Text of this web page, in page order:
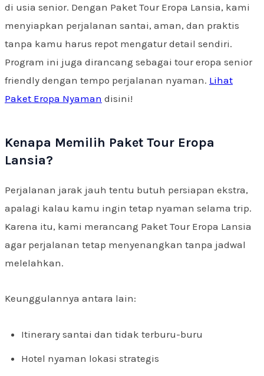
di usia senior. Dengan Paket Tour Eropa Lansia, kami
menyiapkan perjalanan santai, aman, dan praktis
tanpa kamu harus repot mengatur detail sendiri.
Program ini juga dirancang sebagai tour eropa senior
friendly dengan tempo perjalanan nyaman. Lihat
Paket Eropa Nyaman disini!
Kenapa Memilih Paket Tour Eropa
Lansia?
Perjalanan jarak jauh tentu butuh persiapan ekstra,
apalagi kalau kamu ingin tetap nyaman selama trip.
Karena itu, kami merancang Paket Tour Eropa Lansia
agar perjalanan tetap menyenangkan tanpa jadwal
melelahkan.
Keunggulannya antara lain:
Itinerary santai dan tidak terburu-buru
Hotel nyaman lokasi strategis